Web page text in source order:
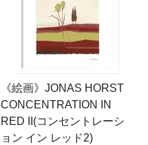
《絵画》JONAS HORST
CONCENTRATION IN
RED II(コンセントレーシ
ョン イン レッド2)